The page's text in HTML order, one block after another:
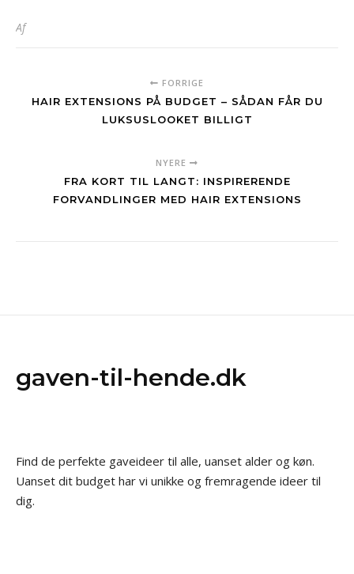
Af
FORRIGE
HAIR EXTENSIONS PÅ BUDGET – SÅDAN FÅR DU
LUKSUSLOOKET BILLIGT
NYERE
FRA KORT TIL LANGT: INSPIRERENDE
FORVANDLINGER MED HAIR EXTENSIONS
gaven-til-hende.dk
Find de perfekte gaveideer til alle, uanset alder og køn.
Uanset dit budget har vi unikke og fremragende ideer til
dig.